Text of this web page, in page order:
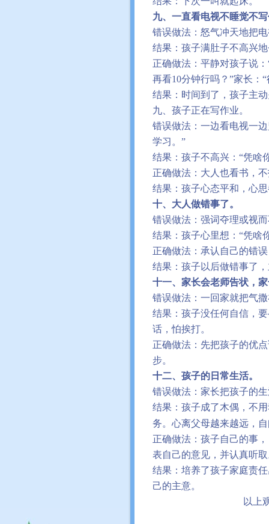
九、一直看电视不睡觉不
错误做法：怒气冲天地把
结果：孩子满肚子不高兴
正确做法：平静对孩子说：
再看10分钟行吗？ ”家长： “
结果：时间到了，孩子主
九、孩子正在写作业。
错误做法：一边看电视一
学习。 ”
结果：孩子不高兴： “凭啥
正确做法：大人也看书，
结果：孩子心态平和，心
十、大人做错事了。
错误做法：强词夺理或视
结果：孩子心里想： “凭啥
正确做法：承认自己的错
结果：孩子以后做错事了
十一、家长会老师告状，
错误做法：一回家就把气
结果：孩子没任何自信，
话，怕挨打。
正确做法：先把孩子的优
步。
十二、孩子的日常生活。
错误做法：家长把孩子的
结果：孩子成了木偶，不
务。心离父母越来越远，
正确做法：孩子自己的事
表自己的意见，并认真听
结果：培养了孩子家庭责
己的主意。
以上